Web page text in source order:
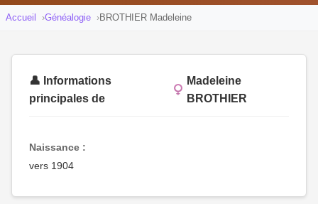
Accueil Généalogie BROTHIER Madeleine
👤 Informations
principales de
Madeleine
BROTHIER
Naissance :
vers 1904